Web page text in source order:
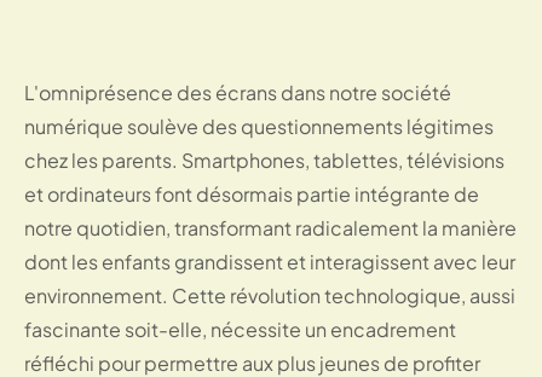
L'omniprésence des écrans dans notre société
numérique soulève des questionnements légitimes
chez les parents. Smartphones, tablettes, télévisions
et ordinateurs font désormais partie intégrante de
notre quotidien, transformant radicalement la manière
dont les enfants grandissent et interagissent avec leur
environnement. Cette révolution technologique, aussi
fascinante soit-elle, nécessite un encadrement
réfléchi pour permettre aux plus jeunes de profiter